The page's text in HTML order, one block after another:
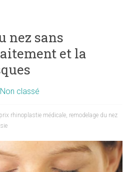
nez sans
et la
Non classé
prix rhinoplastie médicale remodelage du nez